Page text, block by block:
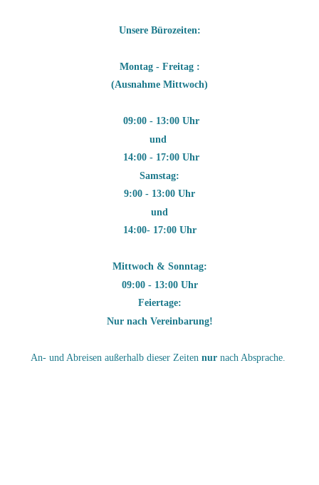
Unsere Bürozeiten:
Montag - Freitag :
(Ausnahme Mittwoch)
09:00 - 13:00 Uhr
und
14:00 - 17:00 Uhr
Samstag:
9:00 - 13:00 Uhr
und
14:00- 17:00 Uhr
Mittwoch & Sonntag:
09:00 - 13:00 Uhr
Feiertage:
Nur nach Vereinbarung!
An- und Abreisen außerhalb dieser Zeiten nur nach Absprache.